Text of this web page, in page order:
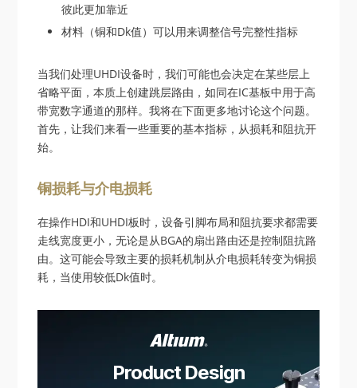
彼此更加靠近
材料（铜和Dk值）可以用来调整信号完整性指标
当我们处理UHDI设备时，我们可能也会决定在某些层上
省略平面，本质上创建跳层路由，如同在IC基板中用于高
带宽数字通道的那样。我将在下面更多地讨论这个问题。
首先，让我们来看一些重要的基本指标，从损耗和阻抗开
始。
铜损耗与介电损耗
在操作HDI和UHDI板时，设备引脚布局和阻抗要求都需要
走线宽度更小，无论是从BGA的扇出路由还是控制阻抗路
由。这可能会导致主要的损耗机制从介电损耗转变为铜损
耗，当使用较低Dk值时。
Product Design